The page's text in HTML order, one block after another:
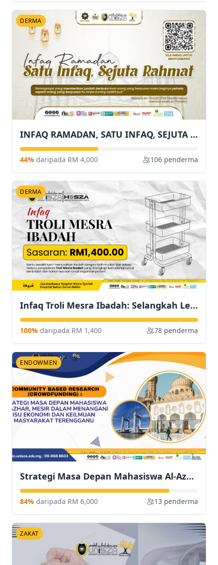
DERMA
INFAQ RAMADAN, SATU INFAQ, SEJUTA RAHMAT
44% daripada RM 4,000 106 penderma
DERMA
Infaq Troli Mesra Ibadah: Selangkah Lebih Dekat Membantu Pesakit Menunaikan Ibadah
100% daripada RM 1,400 78 penderma
ENDOWMEN
Strategi Masa Depan Mahasiswa Al-Azhar, Mesir Dalam Menangani Isu Ekonomi dan Keilmuan Masyarakat Terengganu
84% daripada RM 6,000 13 penderma
ZAKAT